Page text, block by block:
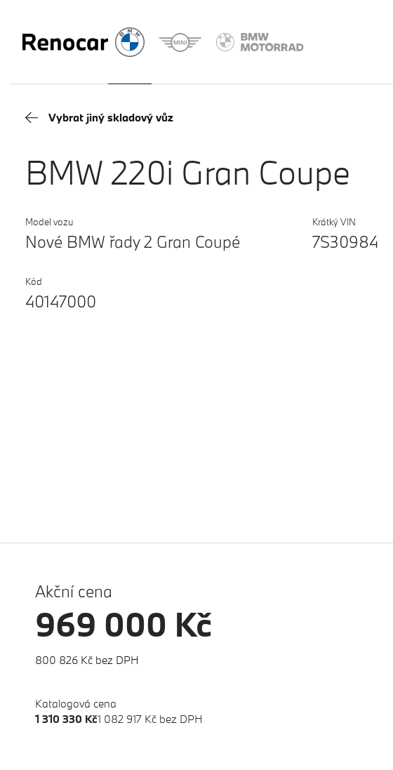
Vybrat jiný skladový vůz
BMW 220i Gran Coupe
Model vozu
Nové BMW řady 2 Gran Coupé
Krátký VIN
7S30984
Kód
40147000
Akční cena
969 000 Kč
800 826 Kč bez DPH
Katalogová cena
1 310 330 Kč1 082 917 Kč bez DPH